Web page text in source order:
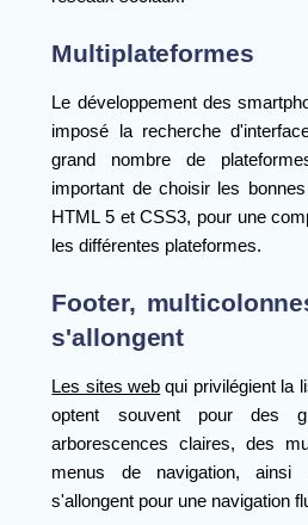
Multiplateformes
Le développement des
imposé la recherche
grand nombre de
important de choisir les
HTML 5 et CSS3, pour une
les différentes plateformes.
Footer,
s'allongent
Les sites web qui privilégient la
optent souvent pour des
arborescences claires, des
menus de navigation,
s'allongent pour une navigation